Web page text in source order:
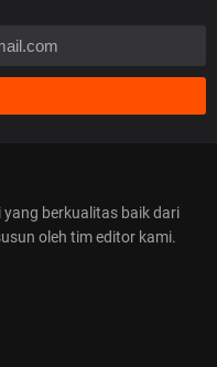
Buat Rekam &
berkualitas baik dari
oleh tim editor kami.